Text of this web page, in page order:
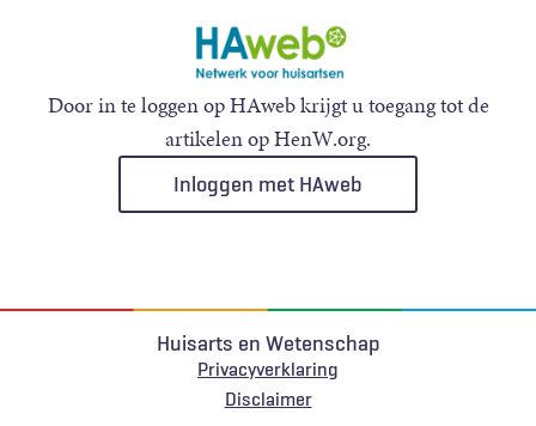
Door in te loggen op HAweb krijgt u toegang tot de
artikelen op HenW.org.
Huisarts en Wetenschap
Privacyverklaring
Voet
Disclaimer